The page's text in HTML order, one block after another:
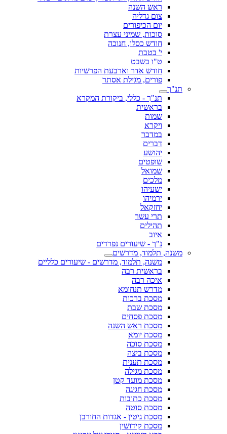
ראש השנה
צום גדליה
יום הכיפורים
סוכות, שמיני עצרת
חודש כסלו, חנוכה
י' בטבת
ט"ו בשבט
חודש אדר וארבעת הפרשיות
פורים, מגילת אסתר
תנ"ך
תנ"ך - כללי, ביקורת המקרא
בראשית
שמות
ויקרא
במדבר
דברים
יהושע
שופטים
שמואל
מלכים
ישעיהו
ירמיהו
יחזקאל
תרי עשר
תהילים
איוב
נ"ך - שיעורים נפרדים
משנה, תלמוד, מדרשים
משנה, תלמוד, מדרשים - שיעורים כלליים
בראשית רבה
איכה רבה
מדרש תנחומא
מסכת ברכות
מסכת שבת
מסכת פסחים
מסכת ראש השנה
מסכת יומא
מסכת סוכה
מסכת ביצה
מסכת תענית
מסכת מגילה
מסכת מועד קטן
מסכת חגיגה
מסכת כתובות
מסכת סוטה
מסכת גיטין - אגדות החורבן
מסכת קידושין